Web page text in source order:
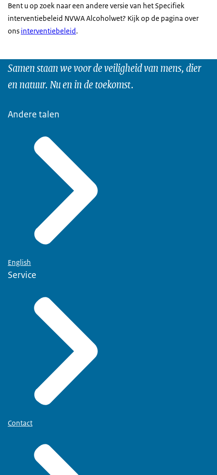
Bent u op zoek naar een andere versie van het Specifiek
interventiebeleid NVWA Alcoholwet? Kijk op de pagina over
ons interventiebeleid.
Samen staan we voor de veiligheid van mens, dier
en natuur. Nu en in de toekomst.
Andere talen
English
Service
Contact